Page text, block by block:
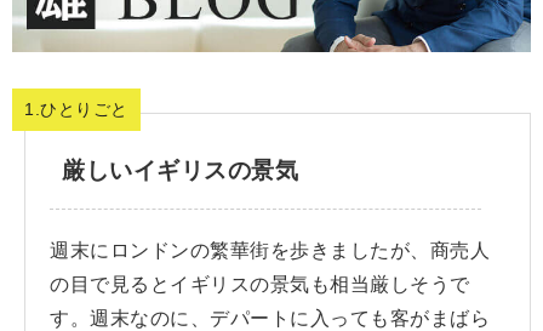
1.ひとりごと
厳しいイギリスの景気
週末にロンドンの繁華街を歩きましたが、商売人
の目で見るとイギリスの景気も相当厳しそうで
す。週末なのに、デパートに入っても客がまばら